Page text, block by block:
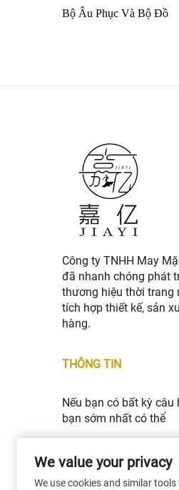
Bộ Âu Phục Và Bộ Đồ
Công ty TNHH May
đã nhanh chóng phát
thương hiệu thời trang
tích hợp thiết kế, sản
hàng.
THÔNG TIN
Nếu bạn có bất kỳ
bạn sớm nhất có thể
Email của bạn *
We value your privacy
We use cookies and similar